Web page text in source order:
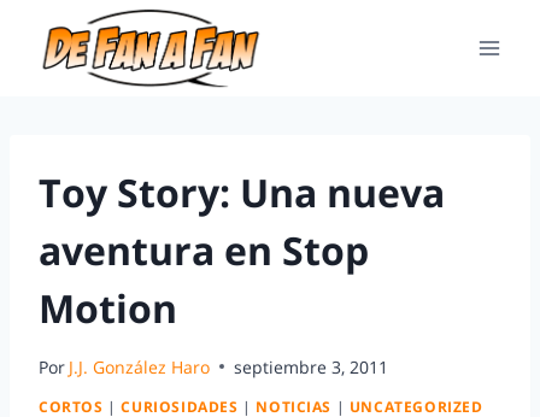
Toy Story: Una nueva
aventura en Stop
Motion
Por J.J. González Haro septiembre 3, 2011
CORTOS |CURIOSIDADES | NOTICIAS | UNCATEGORIZED